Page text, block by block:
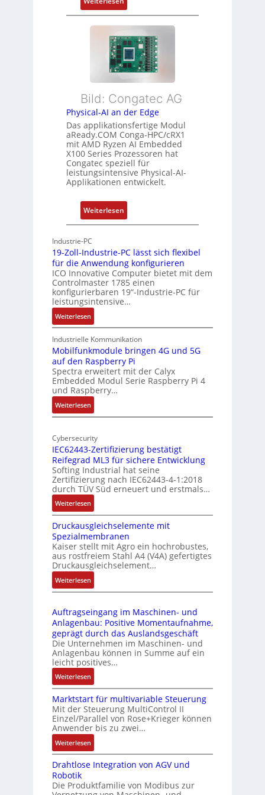
u
s
t
a
n
d
ü
b
e
r
w
a
c
h
u
n
g
ü
r
m
e
h
r
i
s
t
u
n
g
F
l
e
x
i
b
e
E
t
h
e
r
c
a
t
-
A
c
h
i
t
e
r
Bild: Congatec AG
Physical-AI an der Edge
Das applikationsfertige Modul
aReady.COM Conga-HPC/cRX1
mit AMD Ryzen AI Embedded
X100 Series Prozessoren hat
Congatec speziell für
leistungsintensive Physical-AI-
Applikationen entwickelt.
Weiterlesen:
P
s
i
c
a
I
a
n
d
E
g
e
Industrie-PC
19-Zoll-Industrie-PC lässt sich flexibel
für die Anwendung konfigurieren
ICO Innovative Computer bietet mit dem
Controlmaster 1785 einen
konfigurierbaren 19“-Industrie-PC für
leistungsintensive…
Weiterlesen:
1
9
-
Z
o
l
l
-
I
d
u
t
r
i
e
-
P
C
l
ä
s
s
s
c
h
f
l
e
x
i
b
e
l
f
ü
r
i
Industrielle Kommunikation
Mobilfunkmodule bringen 4G und 5G
auf den Raspberry Pi
Spectra erweitert mit der Calyx
Embedded Modul Serie Raspberry Pi 4
und Raspberry…
Weiterlesen:
M
b
i
f
u
n
k
m
o
d
u
l
e
b
r
n
e
n
4
G
u
n
d
5
G
a
u
f
e
Cybersecurity
IEC62443-Zertifizierung bestätigt
Reifegrad ML3 für sichere Entwicklung
Softing Industrial hat seine
Zertifizierung nach IEC62443-4-1:2018
durch TÜV Süd erneuert und erstmals…
Weiterlesen:
I
E
C
6
2
4
4
3
Z
e
r
t
i
i
e
r
n
g
e
Druckausgleichselemente mit
Spezialmembranen
Kaiser stellt mit Agro ein hochrobustes,
aus rostfreiem Stahl A4 (V4A) gefertigtes
Druckausgleichselement…
Weiterlesen:
D
u
c
k
a
u
s
g
l
e
i
c
h
s
e
m
Auftragseingang im Maschinen- und
Anlagenbau: Positive Momentaufnahme,
geprägt durch das Auslandsgeschäft
Die Unternehmen im Maschinen- und
Anlagenbau können in Summe auf ein
leicht positives…
Weiterlesen:
A
u
f
t
r
a
g
s
i
Marktstart für multivariable Steuerung
Mit der Steuerung MultiControl II
Einzel/Parallel von Rose+Krieger können
Anwender bis zu zwei…
Weiterlesen:
M
a
k
Drahtlose Integration von AGV und
Robotik
Die Produktfamilie von Modibus zur